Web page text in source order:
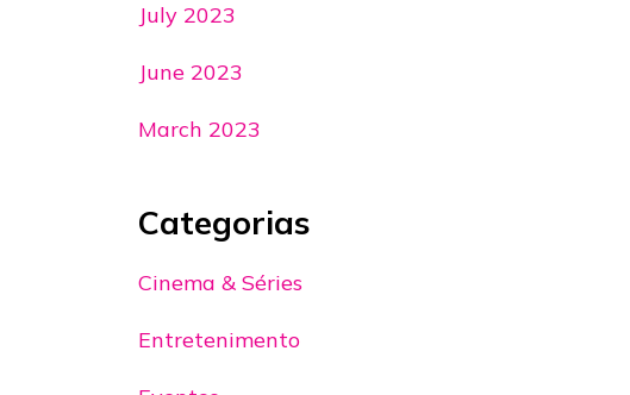
July 2023
June 2023
March 2023
Categorias
Cinema & Séries
Entretenimento